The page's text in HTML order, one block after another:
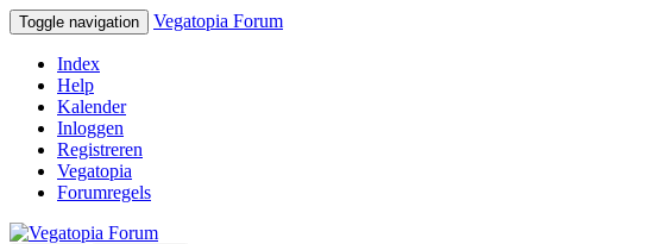
Toggle navigation Vegatopia Forum
Index
Help
Kalender
Inloggen
Registreren
Vegatopia
Forumregels